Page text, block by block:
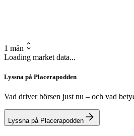
1 mån
Loading market data...
Lyssna på Placerapodden
Vad driver börsen just nu – och vad
Lyssna på Placerapodden